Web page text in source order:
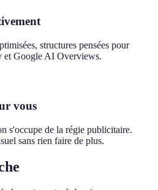
structures pensées pour
et Google AI Overviews.
vous
s'occupe de la régie publicitaire.
sans rien faire de plus.